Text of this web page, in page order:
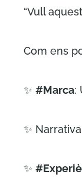
“Vull
Com ens
✨ #Marca:
✨
✨